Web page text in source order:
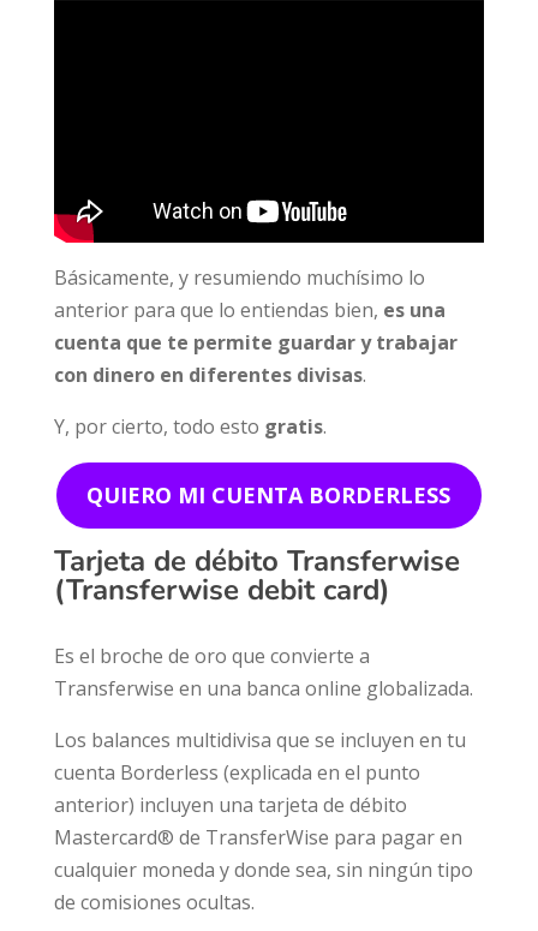
Básicamente, y resumiendo muchísimo lo
anterior para que lo entiendas bien, es una
cuenta que te permite guardar y trabajar
con dinero en diferentes divisas.
Y, por cierto, todo esto gratis.
QUIERO MI CUENTA BORDERLESS
Tarjeta de débito Transferwise
(Transferwise debit card)
Es el broche de oro que convierte a
Transferwise en una banca online globalizada.
Los balances multidivisa que se incluyen en tu
cuenta Borderless (explicada en el punto
anterior) incluyen una tarjeta de débito
Mastercard® de TransferWise para pagar en
cualquier moneda y donde sea, sin ningún tipo
de comisiones ocultas.